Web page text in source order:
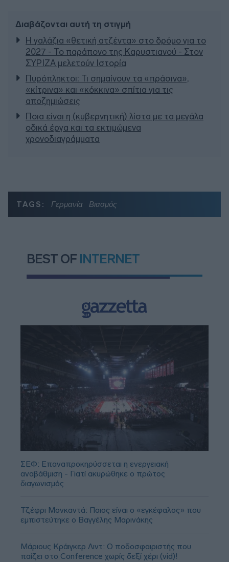
Διαβάζονται αυτή τη στιγμή
Η γαλάζια «θετική ατζέντα» στο δρόμο για το
2027 - Το παράπονο της Καρυστιανού - Στον
ΣΥΡΙΖΑ μελετούν Ιστορία
Πυρόπληκτοι: Τι σημαίνουν τα «πράσινα»,
«κίτρινα» και «κόκκινα» σπίτια για τις
αποζημιώσεις
Ποια είναι η (κυβερνητική) λίστα με τα μεγάλα
οδικά έργα και τα εκτιμώμενα
χρονοδιαγράμματα
TAGS: Γερμανία Βιασμός
BEST OF INTERNET
ΣΕΦ: Επαναπροκηρύσσεται η ενεργειακή
αναβάθμιση - Γιατί ακυρώθηκε ο πρώτος
διαγωνισμός
Τζέφρι Μονκαντά: Ποιος είναι ο «εγκέφαλος» που
εμπιστεύτηκε ο Βαγγέλης Μαρινάκης
Μάριους Κράιγκερ Λιντ: Ο ποδοσφαιριστής που
παίζει στο Conference χωρίς δεξί χέρι (vid)!